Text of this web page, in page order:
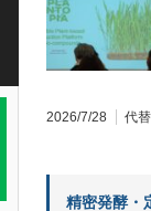
2026/7/28 代
精密発酵・